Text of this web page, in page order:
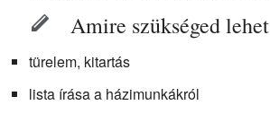
Amire szükséged lehet
türelem, kitartás
lista írása a házimunkákról